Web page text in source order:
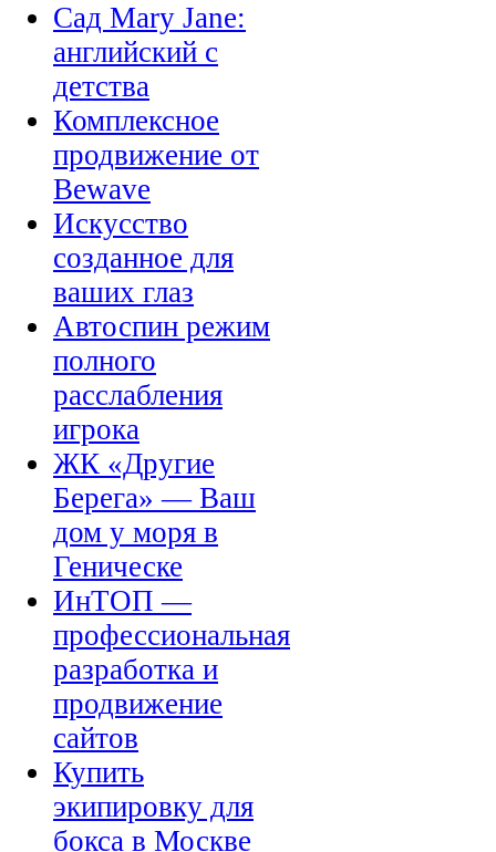
Сад Mary Jane:
английский с
детства
Комплексное
продвижение от
Bewave
Искусство
созданное для
ваших глаз
Автоспин режим
полного
расслабления
игрока
ЖК «Другие
Берега» — Ваш
дом у моря в
Геническе
ИнТОП —
профессиональная
разработка и
продвижение
сайтов
Купить
экипировку для
бокса в Москве